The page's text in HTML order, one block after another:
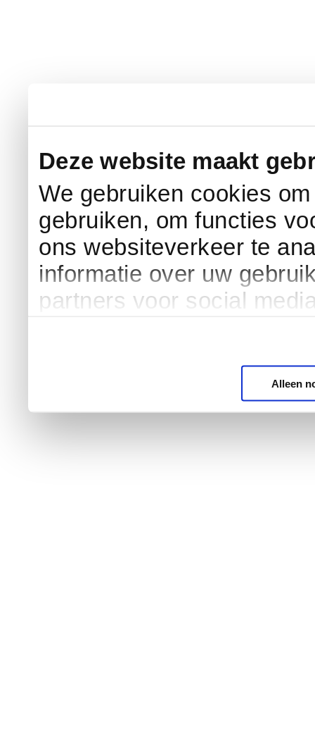
Deze website maakt
We gebruiken cookies
gebruiken, om functies
ons websiteverkeer te
informatie over uw
partners voor social
Alleen